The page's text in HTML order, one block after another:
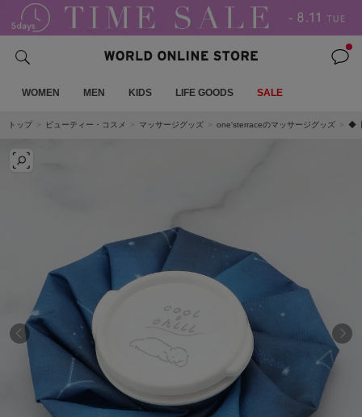
WOMEN MEN KIDS LIFE GOODS SALE
トップ ビューティー・コスメ マッサージグッズ one'sterraceのマッサージグッズ ◆